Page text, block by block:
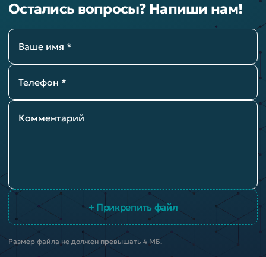
Остались вопросы? Напиши нам!
Ваше имя *
Телефон *
Комментарий
+ Прикрепить файл
Размер файла не должен превышать 4 МБ.